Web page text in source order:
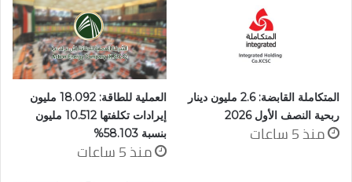
المتكاملة القابضة: 2.6 مليون دينار
ربحية النصف الأول 2026
منذ 5 ساعات
العملية للطاقة: 18.092 مليون
إيرادات تكلفتها 10.512 مليون
بنسبة 58.103%
منذ 5 ساعات